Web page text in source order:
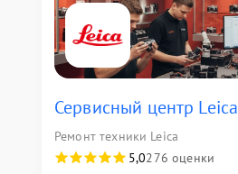
Сервисный центр Leica
Ремонт техники Leica
5,0276 оценки